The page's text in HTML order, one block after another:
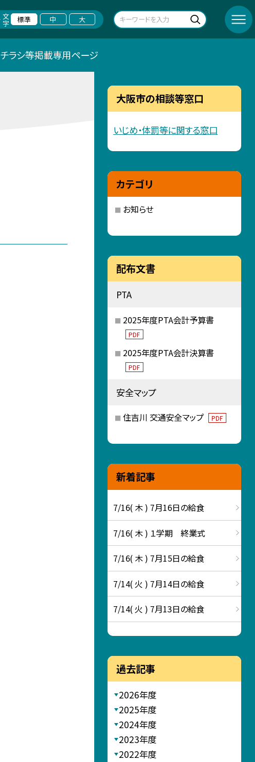
文字 標準 中 大
チラシ等掲載専用ページ
大阪市の相談等窓口
いじめ・体罰等に関する窓口
カテゴリ
お知らせ
配布文書
PTA
2025年度PTA会計予算書
PDF
2025年度PTA会計決算書
PDF
安全マップ
住吉川 交通安全マップ PDF
新着記事
7/16( 木 ) 7月16日の給食
7/16( 木 ) １学期 終業式
7/16( 木 ) 7月15日の給食
7/14( 火 ) 7月14日の給食
7/14( 火 ) 7月13日の給食
過去記事
2026年度
2025年度
2024年度
2023年度
2022年度